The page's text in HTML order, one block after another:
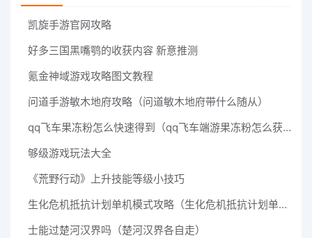
凯旋手游官网攻略
好多三国黑嘴鹗的收获内容 新意推测
氪金神域游戏攻略图文教程
问道手游敏木地府攻略（问道敏木地府带什么随从）
qq飞车果冻粉怎么快速得到（qq飞车端游果冻粉怎么获得）
够级游戏玩法大全
《荒野行动》上升技能等级小技巧
生化危机抵抗计划单机模式攻略（生化危机抵抗计划单机模式攻略视频）
士能过楚河汉界吗（楚河汉界各自走）